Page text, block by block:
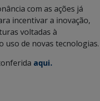
com as ações já
incentivar a inovação,
voltadas à
uso de novas tecnologias.
aqui.